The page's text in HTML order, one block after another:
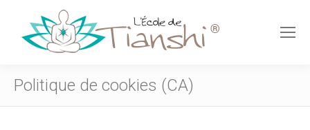
Politique de cookies (CA)